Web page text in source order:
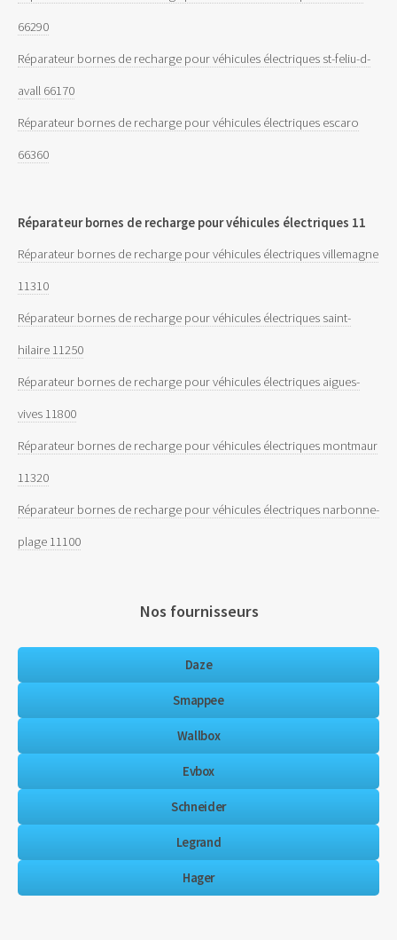
66290
Réparateur bornes de recharge pour véhicules électriques st-feliu-d-
avall 66170
Réparateur bornes de recharge pour véhicules électriques escaro
66360
Réparateur bornes de recharge pour véhicules électriques 11
Réparateur bornes de recharge pour véhicules électriques villemagne
11310
Réparateur bornes de recharge pour véhicules électriques saint-
hilaire 11250
Réparateur bornes de recharge pour véhicules électriques aigues-
vives 11800
Réparateur bornes de recharge pour véhicules électriques montmaur
11320
Réparateur bornes de recharge pour véhicules électriques narbonne-
plage 11100
Nos fournisseurs
Daze
Smappee
Wallbox
Evbox
Schneider
Legrand
Hager